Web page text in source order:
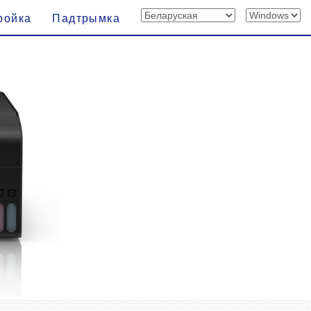
Падтрымка